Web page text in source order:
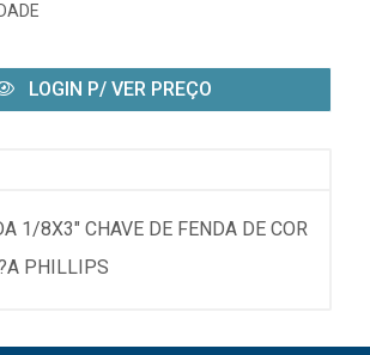
LOGIN P/ VER PREÇO
1/8X3" CHAVE DE FENDA DE COR
PHILLIPS